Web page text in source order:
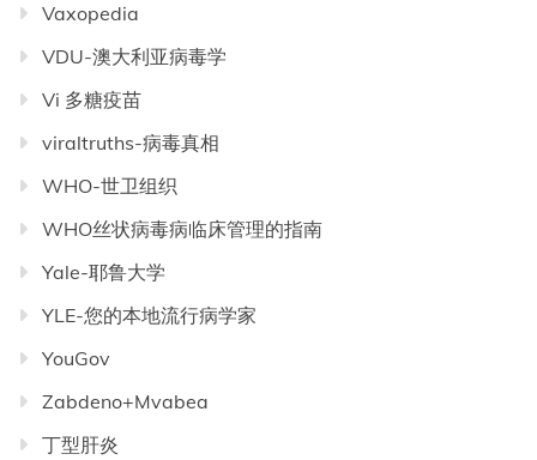
Vaxopedia
VDU-澳大利亚病毒学
Vi 多糖疫苗
viraltruths-病毒真相
WHO-世卫组织
WHO丝状病毒病临床管理的指南
Yale-耶鲁大学
YLE-您的本地流行病学家
YouGov
Zabdeno+Mvabea
丁型肝炎